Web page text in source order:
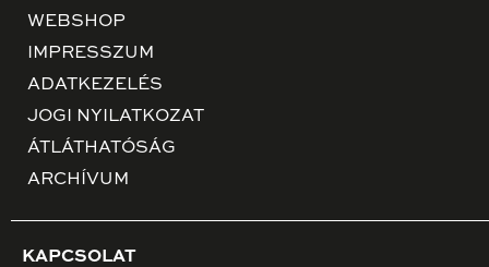
WEBSHOP
IMPRESSZUM
ADATKEZELÉS
JOGI NYILATKOZAT
ÁTLÁTHATÓSÁG
ARCHÍVUM
KAPCSOLAT